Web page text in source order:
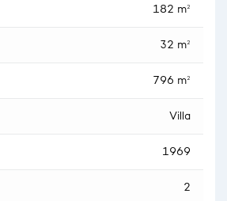
182 m²
32 m²
796 m²
Villa
1969
2